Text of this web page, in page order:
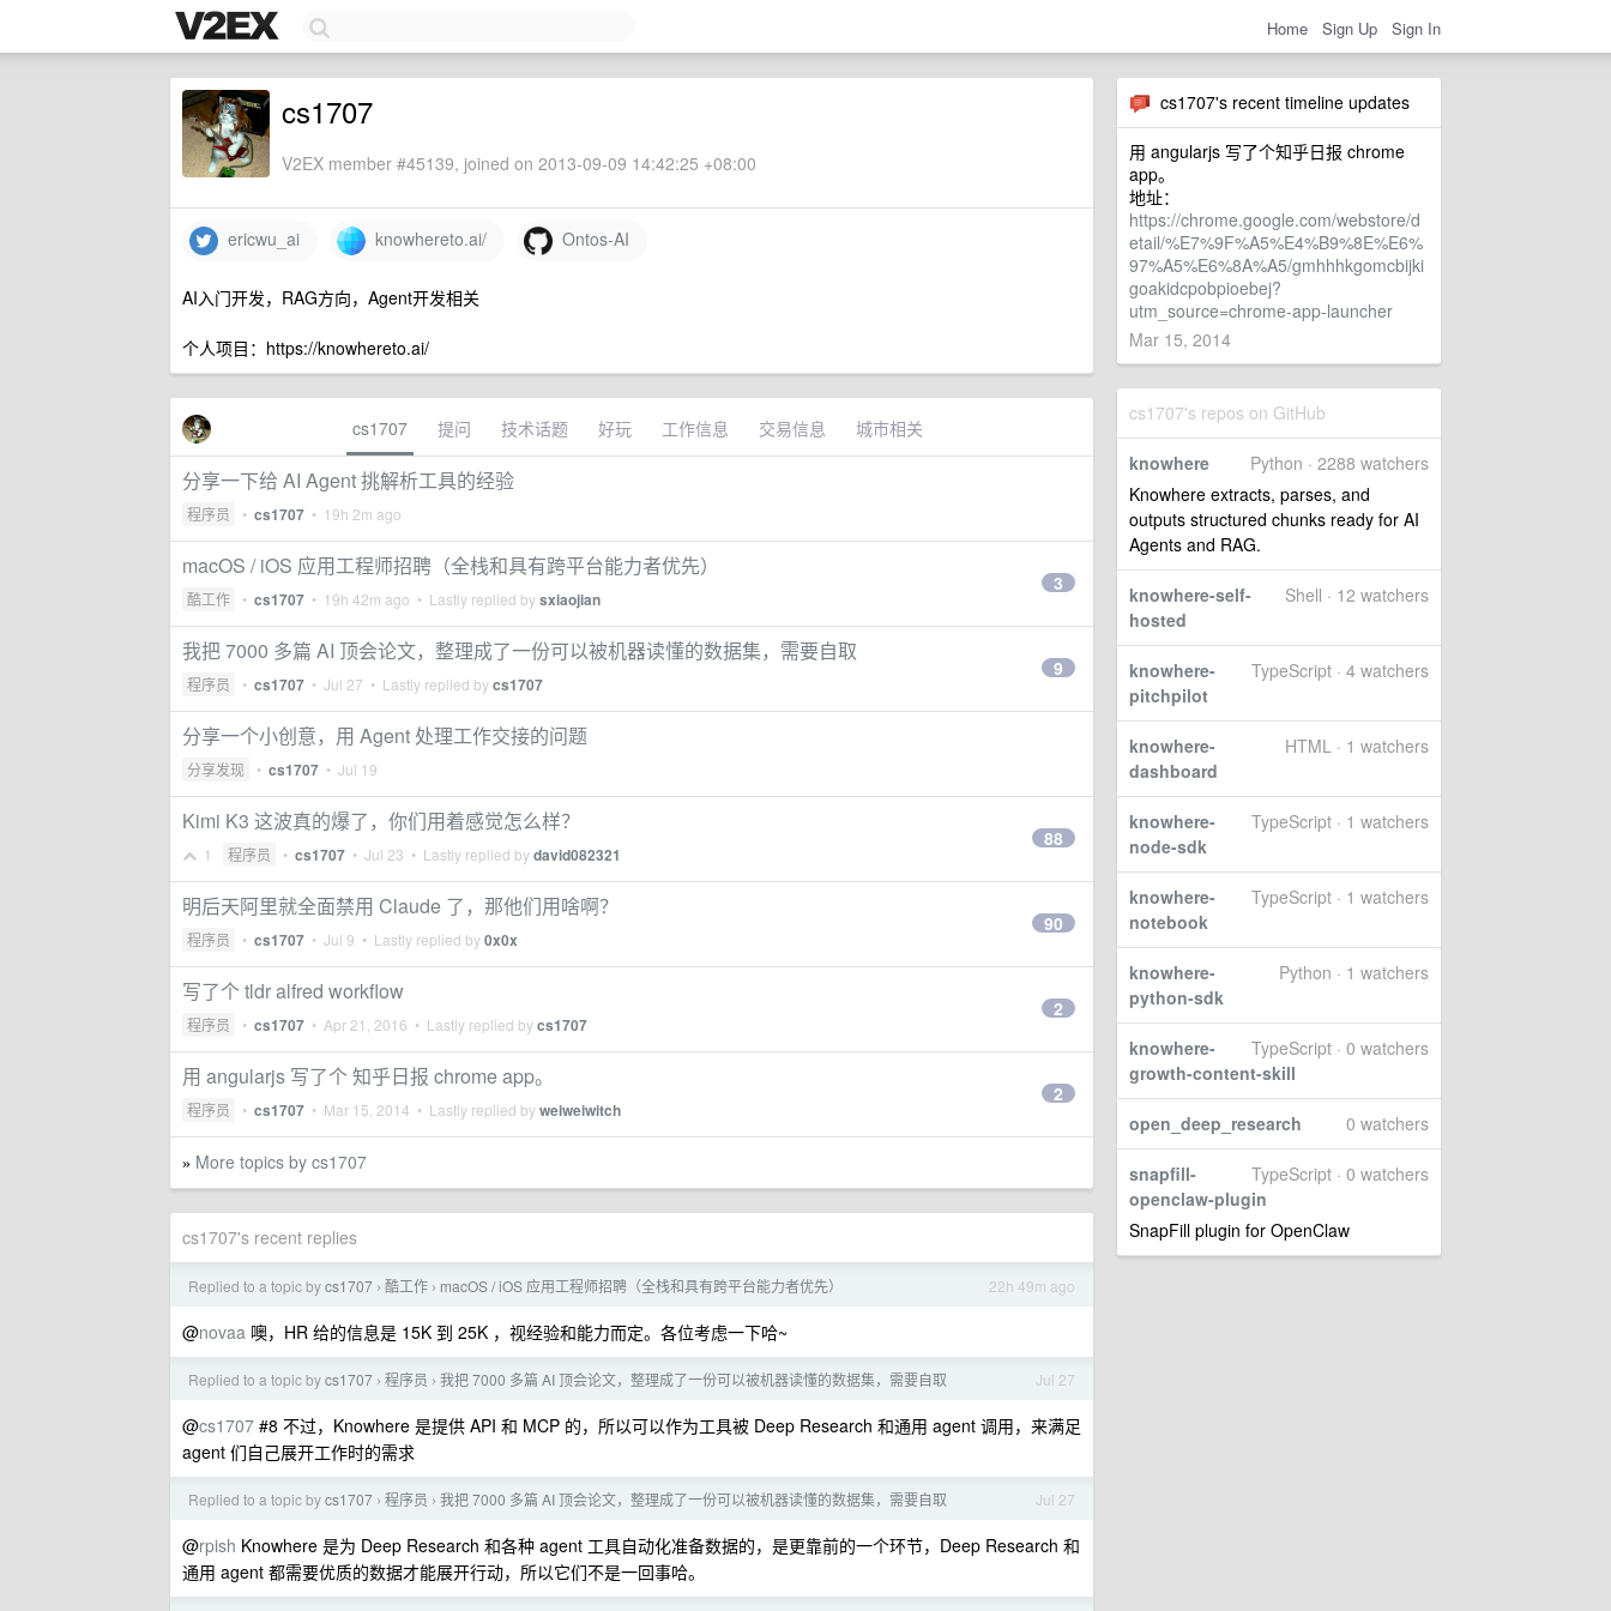
Home Sign Up Sign In
cs1707's recent timeline updates
用 angularjs 写了个知乎日报 chrome
app。
地址：
https://chrome.google.com/webstore/d
etail/%E7%9F%A5%E4%B9%8E%E6%
97%A5%E6%8A%A5/gmhhhkgomcbijki
goakidcpobpioebej?
utm_source=chrome-app-launcher
Mar 15, 2014
cs1707's repos on GitHub
Python · 2288 watchers
knowhere
Knowhere extracts, parses, and
outputs structured chunks ready for AI
Agents and RAG.
Shell · 12 watchers
knowhere-self-
hosted
TypeScript · 4 watchers
knowhere-
pitchpilot
HTML · 1 watchers
knowhere-
dashboard
TypeScript · 1 watchers
knowhere-
node-sdk
TypeScript · 1 watchers
knowhere-
notebook
Python · 1 watchers
knowhere-
python-sdk
TypeScript · 0 watchers
knowhere-
growth-content-skill
0 watchers
open_deep_research
TypeScript · 0 watchers
snapfill-
openclaw-plugin
SnapFill plugin for OpenClaw
cs1707
V2EX member #45139, joined on 2013-09-09 14:42:25 +08:00
ericwu_ai knowhereto.ai/ Ontos-AI
AI入门开发，RAG方向，Agent开发相关
个人项目：https://knowhereto.ai/
cs1707 提问 技术话题 好玩 工作信息 交易信息 城市相关
分享一下给 AI Agent 挑解析工具的经验
程序员 • cs1707 • 19h 2m ago
macOS / iOS 应用工程师招聘（全栈和具有跨平台能力者优先）
酷工作 • cs1707 • 19h 42m ago • Lastly replied bysxiaojian
3
我把 7000 多篇 AI 顶会论文，整理成了一份可以被机器读懂的数据集，需要自取
程序员 • cs1707 • Jul 27 • Lastly replied bycs1707
9
分享一个小创意，用 Agent 处理工作交接的问题
分享发现 • cs1707 • Jul 19
Kimi K3 这波真的爆了，你们用着感觉怎么样？
1 程序员 • cs1707 • Jul 23 • Lastly replied bydavid082321
88
明后天阿里就全面禁用 Claude 了，那他们用啥啊？
程序员 • cs1707 • Jul 9 • Lastly replied by0x0x
90
写了个 tldr alfred workflow
程序员 • cs1707 • Apr 21, 2016 • Lastly replied bycs1707
2
用 angularjs 写了个 知乎日报 chrome app。
程序员 • cs1707 • Mar 15, 2014 • Lastly replied byweiweiwitch
2
» More topics by cs1707
cs1707's recent replies
22h 49m ago
Replied to a topic bycs1707 › 酷工作 › macOS / iOS 应用工程师招聘（全栈和具有跨平台能力者优先）
@novaa 噢，HR 给的信息是 15K 到 25K ，视经验和能力而定。各位考虑一下哈~
Jul 27
Replied to a topic bycs1707 › 程序员 › 我把 7000 多篇 AI 顶会论文，整理成了一份可以被机器读懂的数据集，需要自取
@cs1707 #8 不过，Knowhere 是提供 API 和 MCP 的，所以可以作为工具被 Deep Research 和通用 agent 调用，来满足
agent 们自己展开工作时的需求
Jul 27
Replied to a topic bycs1707 › 程序员 › 我把 7000 多篇 AI 顶会论文，整理成了一份可以被机器读懂的数据集，需要自取
@rpish Knowhere 是为 Deep Research 和各种 agent 工具自动化准备数据的，是更靠前的一个环节，Deep Research 和
通用 agent 都需要优质的数据才能展开行动，所以它们不是一回事哈。